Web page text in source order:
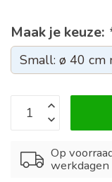
Maak je keuze:
Op
werkdagen